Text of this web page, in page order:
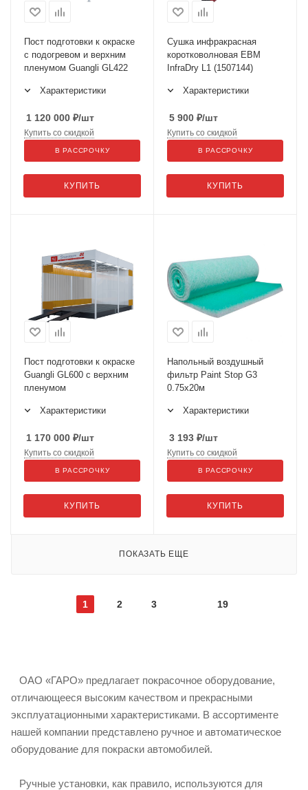
Пост подготовки к окраске
с подогревом и верхним
пленумом Guangli GL422
Характеристики
1 120 000 ₽/шт
КУПИТЬ
Купить со скидкой
В РАССРОЧКУ
Сушка инфракрасная
коротковолновая ЕВМ
InfraDry L1 (1507144)
Характеристики
5 900 ₽/шт
КУПИТЬ
Купить со скидкой
В РАССРОЧКУ
Пост подготовки к окраске
Guangli GL600 с верхним
пленумом
Характеристики
1 170 000 ₽/шт
КУПИТЬ
Купить со скидкой
В РАССРОЧКУ
Напольный воздушный
фильтр Paint Stop G3
0.75x20м
Характеристики
3 193 ₽/шт
КУПИТЬ
Купить со скидкой
В РАССРОЧКУ
ПОКАЗАТЬ ЕЩЕ
1 2 3 19
ОАО «ГАРО» предлагает покрасочное оборудование,
отличающееся высоким качеством и прекрасными
эксплуатационными характеристиками. В ассортименте
нашей компании представлено ручное и автоматическое
оборудование для покраски автомобилей.
Ручные установки, как правило, используются для